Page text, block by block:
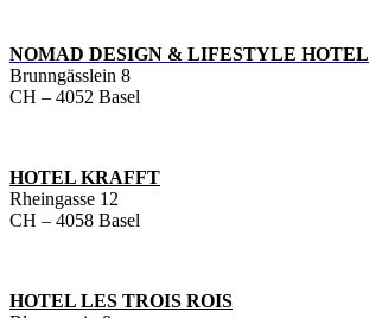
NOMAD DESIGN & LIFESTYLE HOTEL
Brunngässlein 8
CH – 4052 Basel
HOTEL KRAFFT
Rheingasse 12
CH – 4058 Basel
HOTEL LES TROIS ROIS